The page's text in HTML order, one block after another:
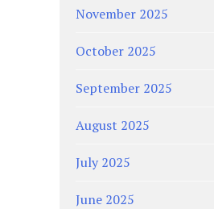
November 2025
October 2025
September 2025
August 2025
July 2025
June 2025